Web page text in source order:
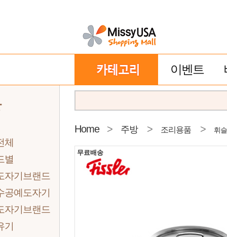
이벤트
체
별
자기브랜드
공예도자기
자기브랜드
기
Home > 주방 > 조리용품 > 휘
무료배송